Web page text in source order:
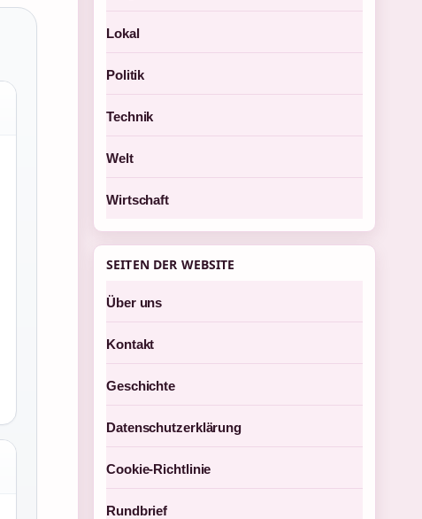
Lokal
Politik
Technik
Welt
Wirtschaft
SEITEN DER WEBSITE
Über uns
Kontakt
Geschichte
Datenschutzerklärung
Cookie-Richtlinie
Rundbrief